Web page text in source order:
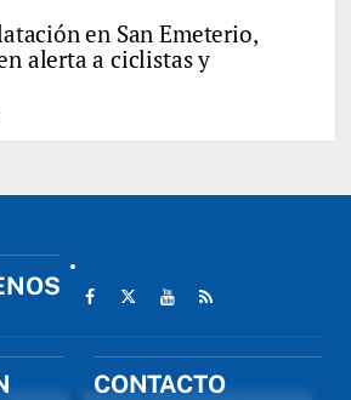
en San Emeterio,
alerta a ciclistas y
CONTACTO